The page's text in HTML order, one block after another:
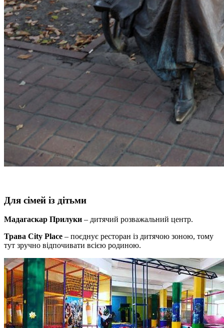
Для сімей із дітьми
Мадагаскар Прилуки – дитячий розважальний центр.
Трава City Place – поєднує ресторан із дитячою зоною, тому
тут зручно відпочивати всією родиною.